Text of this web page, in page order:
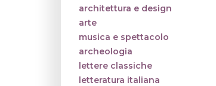
architettura e design
arte
musica e spettacolo
archeologia
lettere classiche
letteratura italiana